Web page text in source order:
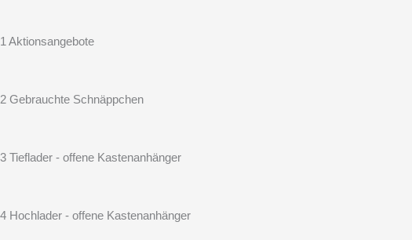
1 Aktionsangebote
2 Gebrauchte Schnäppchen
3 Tieflader - offene Kastenanhänger
4 Hochlader - offene Kastenanhänger